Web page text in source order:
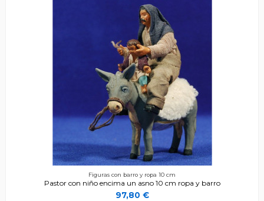
Figuras con barro y ropa 10 cm
Pastor con niño encima un asno 10 cm ropa y barro
97,80 €